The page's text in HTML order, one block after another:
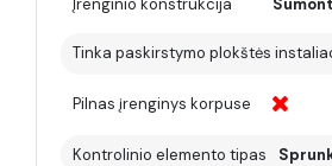
Įrenginio konstrukcija
Tinka paskirstymo plokštės
Pilnas įrenginys korpuse
Kontrolinio elemento tipas